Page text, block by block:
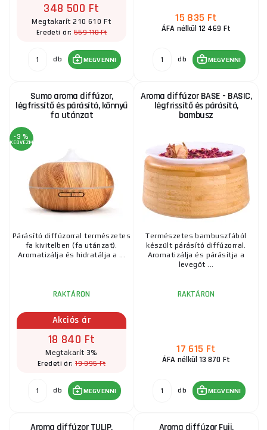
348 500 Ft
Megtakarít 210 610 Ft
Eredeti ár: 559 110 Ft
db MEGVENNI
15 835 Ft
ÁFA nélkül 12 469 Ft
db MEGVENNI
Sumo aroma diffúzor,
légfrissítő és párásító, könnyű
fa utánzat
-3 %
KEDVEZMÉNY
Párásító diffúzorral természetes
fa kivitelben (fa utánzat).
Aromatizálja és hidratálja a ...
RAKTÁRON
Akciós ár
18 840 Ft
Megtakarít 3%
Eredeti ár:19 395 Ft
db MEGVENNI
Aroma diffúzor BASE - BASIC,
légfrissítő és párásító,
bambusz
Természetes bambuszfából
készült párásító diffúzorral.
Aromatizálja és párásítja a
levegőt ...
RAKTÁRON
17 615 Ft
ÁFA nélkül 13 870 Ft
db MEGVENNI
Aroma diffúzor TULIP, Aroma diffúzor Fuji,